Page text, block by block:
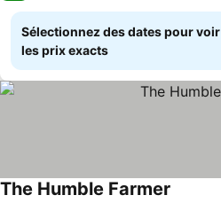
Sélectionnez des dates pour voir
les prix exacts
The Humble Farmer